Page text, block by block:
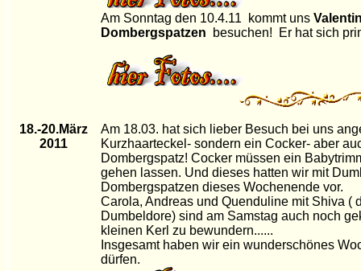
Am Sonntag den 10.4.11 kommt uns
Dombergspatzen besuchen! Er hat sich
18.-20.März
2011
Am 18.03. hat sich lieber Besuch bei uns
Kurzhaarteckel- sondern ein Cocker- aber
Dombergspatz! Cocker müssen ein
gehen lassen. Und dieses hatten wir mit
Dombergspatzen dieses Wochenende vor.
Carola, Andreas und Quenduline mit Shiva (
Dumbeldore) sind am Samstag auch noch
kleinen Kerl zu bewundern......
Insgesamt haben wir ein wunderschönes
dürfen.